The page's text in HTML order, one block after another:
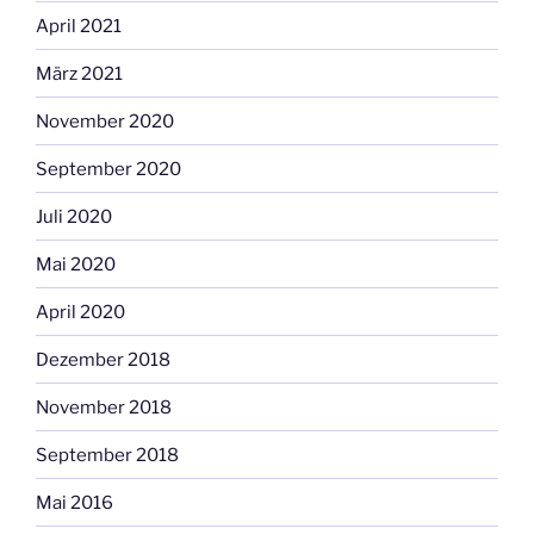
April 2021
März 2021
November 2020
September 2020
Juli 2020
Mai 2020
April 2020
Dezember 2018
November 2018
September 2018
Mai 2016